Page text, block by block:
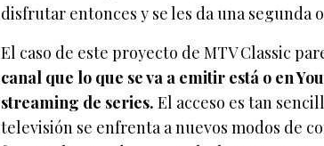
disfrutar entonces y se les da una segunda
El caso de este proyecto de MTV Classic
canal que lo que se va a emitir está o en
streaming de series. El acceso es tan
televisión se enfrenta a nuevos modos de